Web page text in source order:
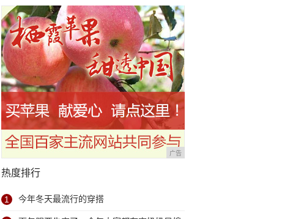
广告
热度排行
1 今年冬天最流行的穿搭